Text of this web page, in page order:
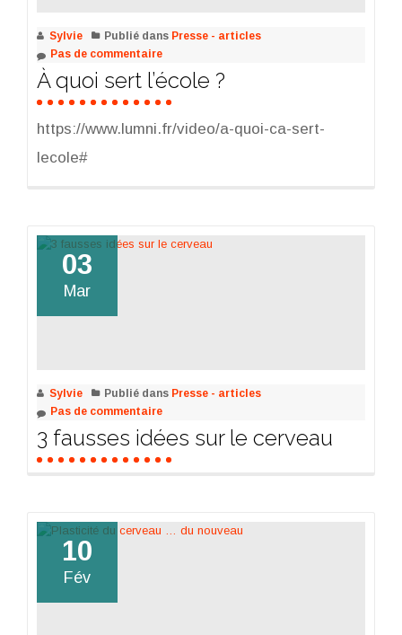
Sylvie Publié dans Presse - articles
Pas de commentaire
À quoi sert l’école ?
https://www.lumni.fr/video/a-quoi-ca-sert-
lecole#
03
Mar
Sylvie Publié dans Presse - articles
Pas de commentaire
3 fausses idées sur le cerveau
10
Fév